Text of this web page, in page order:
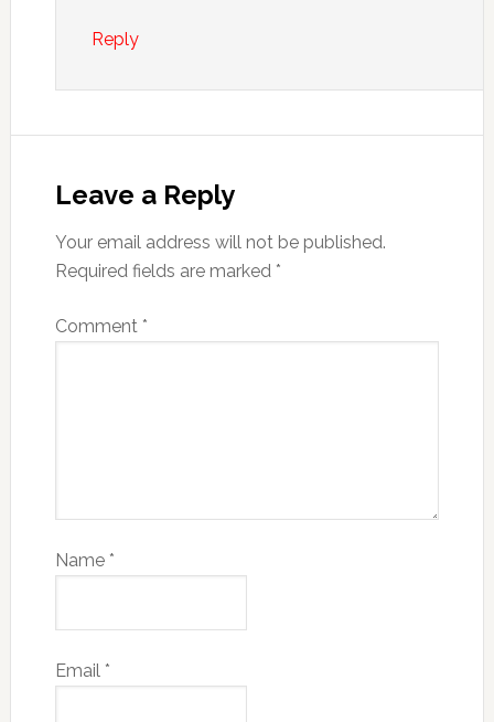
Reply
Leave a Reply
Your email address will not be published.
Required fields are marked *
Comment *
Name *
Email *